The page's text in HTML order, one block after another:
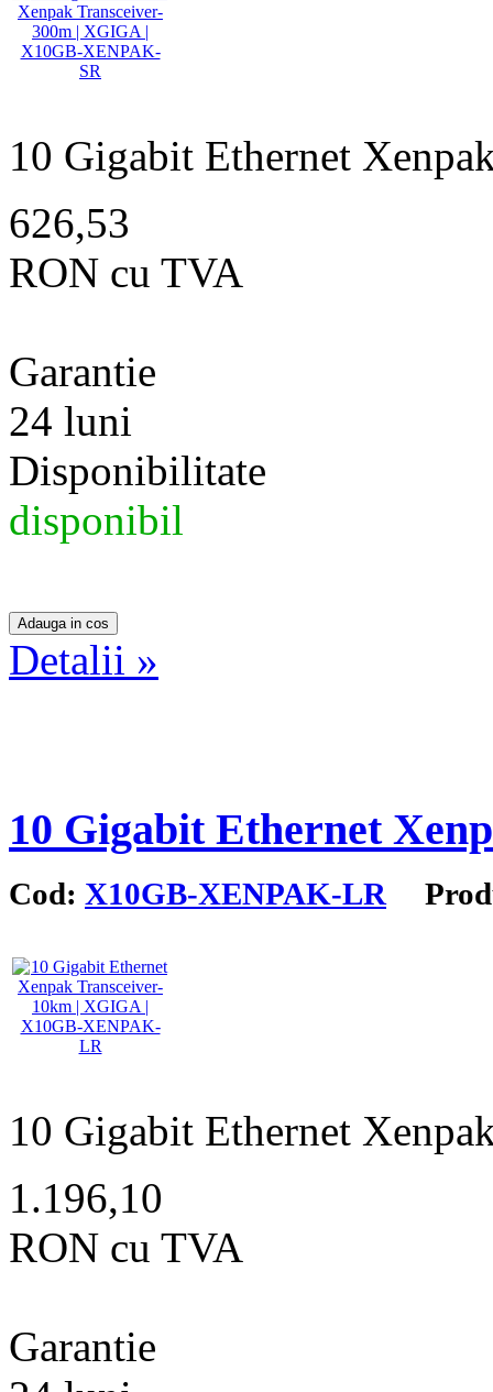
10 Gigabit Ethernet
626,53
RON cu TVA
Garantie
24 luni
Disponibilitate
disponibil
Detalii »
10 Gigabit Ethernet
Cod: X10GB-XENPAK-LR
10 Gigabit Ethernet
1.196,10
RON cu TVA
Garantie